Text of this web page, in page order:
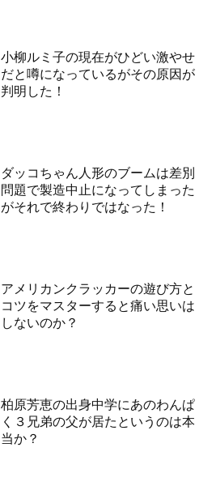
小柳ルミ子の現在がひどい激やせ
だと噂になっているがその原因が
判明した！
ダッコちゃん人形のブームは差別
問題で製造中止になってしまった
がそれで終わりではなった！
アメリカンクラッカーの遊び方と
コツをマスターすると痛い思いは
しないのか？
柏原芳恵の出身中学にあのわんぱ
く３兄弟の父が居たというのは本
当か？